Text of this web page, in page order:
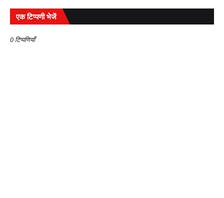
एक टिप्पणी भेजें
0 टिप्पणियाँ